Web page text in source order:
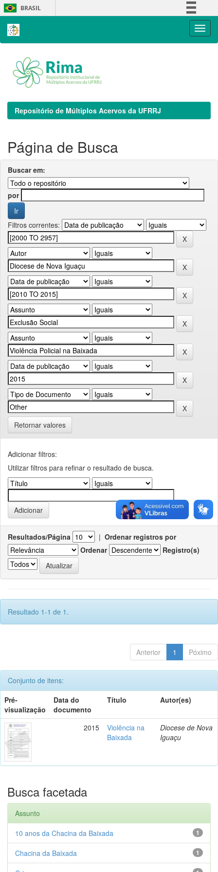
Skip
navigation
BRASIL
Repositório de Múltiplos Acervos da UFRRJ
Página de Busca
Buscar em:
por
Filtros correntes:
Retornar valores
Adicionar filtros:
Utilizar filtros para refinar o resultado de busca.
Resultados/Página | Ordenar registros por
Ordenar
Registro(s)
Resultado 1-1 de 1.
Anterior 1 Póximo
Conjunto de itens:
Pré-
visualização
Data do
documento
Título Autor(es)
2015
Violência na
Baixada
Diocese de Nova
Iguaçu
Busca facetada
Assunto
1
10 anos da Chacina da Baixada
1
Chacina da Baixada